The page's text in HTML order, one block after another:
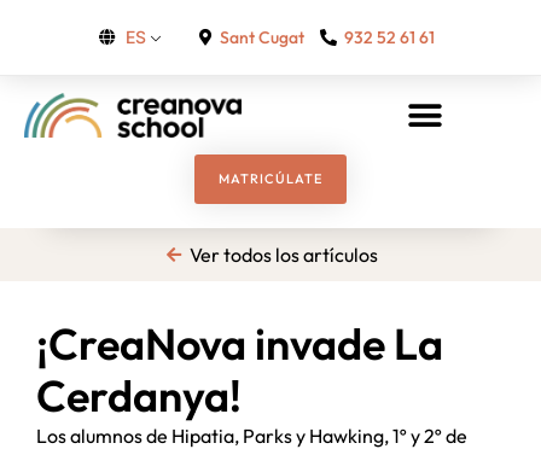
ES Sant Cugat 932 52 61 61
MATRICÚLATE
Ver todos los artículos
¡CreaNova invade La
Cerdanya!
Los alumnos de Hipatia, Parks y Hawking, 1º y 2º de